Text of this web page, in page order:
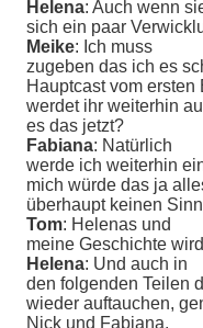
Helena: Auch wenn
sich ein paar
Meike: Ich muss
zugeben das ich es
Hauptcast vom ersten
werdet ihr weiterhin
es das jetzt?
Fabiana: Natürlich
werde ich weiterhin
mich würde das ja
überhaupt keinen
Tom: Helenas und
meine Geschichte
Helena: Und auch in
den folgenden Teilen
wieder auftauchen,
Nick und Fabiana.